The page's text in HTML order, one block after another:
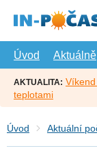
hlavní
Úvod
Aktuálně
AKTUALITA:
teplotami
Úvod Aktuální